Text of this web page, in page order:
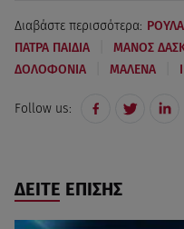
Διαβάστε περισσότερα:
ΠΑΤΡΑ ΠΑΙΔΙΑ ΜΑΝΟΣ
ΔΟΛΟΦΟΝΙΑ ΜΑΛΕΝΑ
Follow us:
ΔΕΙΤΕ ΕΠΙΣΗΣ